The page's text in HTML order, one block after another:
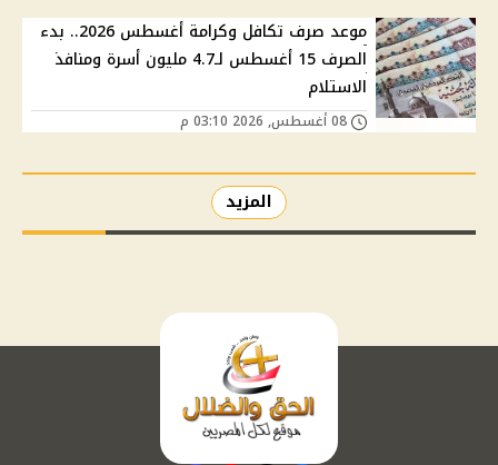
موعد صرف تكافل وكرامة أغسطس 2026.. بدء
الصرف 15 أغسطس لـ4.7 مليون أسرة ومنافذ
الاستلام
المزيد